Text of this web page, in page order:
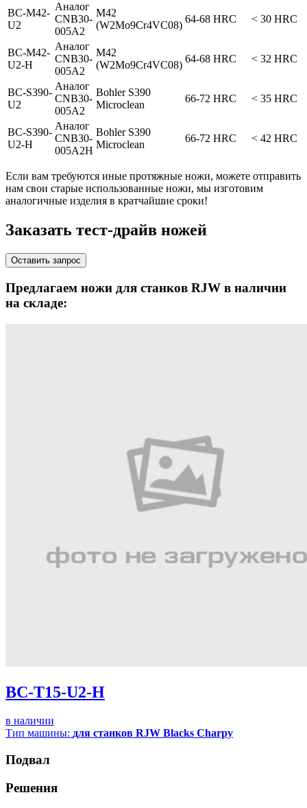
BC-M42-
U2
Аналог
CNB30-
005A2
M42
(W2Mo9Cr4VC08)
64-68 HRC < 30 HRC
BC-M42-
U2-H
Аналог
CNB30-
005A2
M42
(W2Mo9Cr4VC08)
64-68 HRC < 32 HRC
BC-S390-
U2
Аналог
CNB30-
005A2
Bohler S390
Microclean
66-72 HRC < 35 HRC
BC-S390-
U2-H
Аналог
CNB30-
005A2H
Bohler S390
Microclean
66-72 HRC < 42 HRC
Если вам требуются иные протяжные ножи, можете отправить
нам свои старые использованные ножи, мы изготовим
аналогичные изделия в кратчайшие сроки!
Заказать тест-драйв ножей
Оставить запрос
Предлагаем ножи для станков RJW в наличии
на складе:
BC-T15-U2-H
в наличии
Тип машины: для станков RJW Blacks Charpy
Подвал
Решения